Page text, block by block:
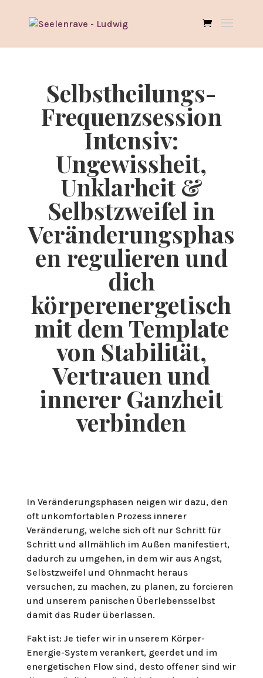
Selbstheilungs-
Frequenzsession
Intensiv:
Ungewissheit,
Unklarheit &
Selbstzweifel in
Veränderungsphas
en regulieren und
dich
körperenergetisch
mit dem Template
von Stabilität,
Vertrauen und
innerer Ganzheit
verbinden
In Veränderungsphasen neigen wir dazu, den
oft unkomfortablen Prozess innerer
Veränderung, welche sich oft nur Schritt für
Schritt und allmählich im Außen manifestiert,
dadurch zu umgehen, in dem wir aus Angst,
Selbstzweifel und Ohnmacht heraus
versuchen, zu machen, zu planen, zu forcieren
und unserem panischen Überlebensselbst
damit das Ruder überlassen.
Fakt ist: Je tiefer wir in unserem Körper-
Energie-System verankert, geerdet und im
energetischen Flow sind, desto offener sind wir